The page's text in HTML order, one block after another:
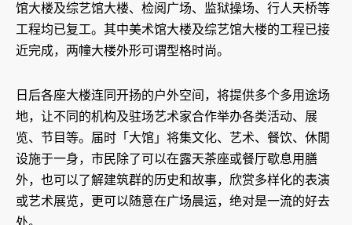
馆大楼及综艺馆大楼、检阅广场、监狱操场、行人天桥等
工程均已复工。其中美术馆大楼及综艺馆大楼的工程已接
近完成，两幢大楼外形可谓型格时尚。
日后各座大楼连同开扬的户外空间，将提供多个多用途场
地，让不同的机构及驻场艺术家合作举办各类活动、展
览、节目等。届时「大馆」将集文化、艺术、餐饮、休閒
设施于一身，市民除了可以在露天茶座或餐厅歇息用膳
外，也可以了解建筑群的历史和故事，欣赏多样化的表演
或艺术展览，更可以随意在广场晨运，绝对是一流的好去